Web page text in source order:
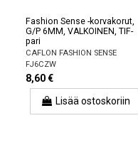
Fashion Sense -korvakorut,
G/P 6MM, VALKOINEN, TIF-
pari
CAFLON FASHION SENSE
FJ6CZW
8,60 €
Lisää ostoskoriin